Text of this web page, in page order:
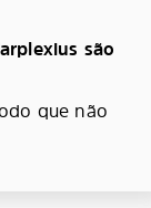
são
que não